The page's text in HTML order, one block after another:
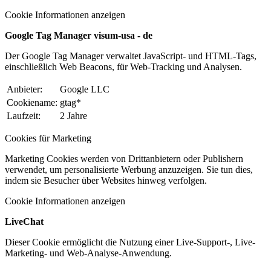
Cookie Informationen anzeigen
Google Tag Manager visum-usa - de
Der Google Tag Manager verwaltet JavaScript- und HTML-Tags,
einschließlich Web Beacons, für Web-Tracking und Analysen.
Anbieter:
Google LLC
Cookiename: gtag*
Laufzeit:
2 Jahre
Cookies für Marketing
Marketing Cookies werden von Drittanbietern oder Publishern
verwendet, um personalisierte Werbung anzuzeigen. Sie tun dies,
indem sie Besucher über Websites hinweg verfolgen.
Cookie Informationen anzeigen
LiveChat
Dieser Cookie ermöglicht die Nutzung einer Live-Support-, Live-
Marketing- und Web-Analyse-Anwendung.